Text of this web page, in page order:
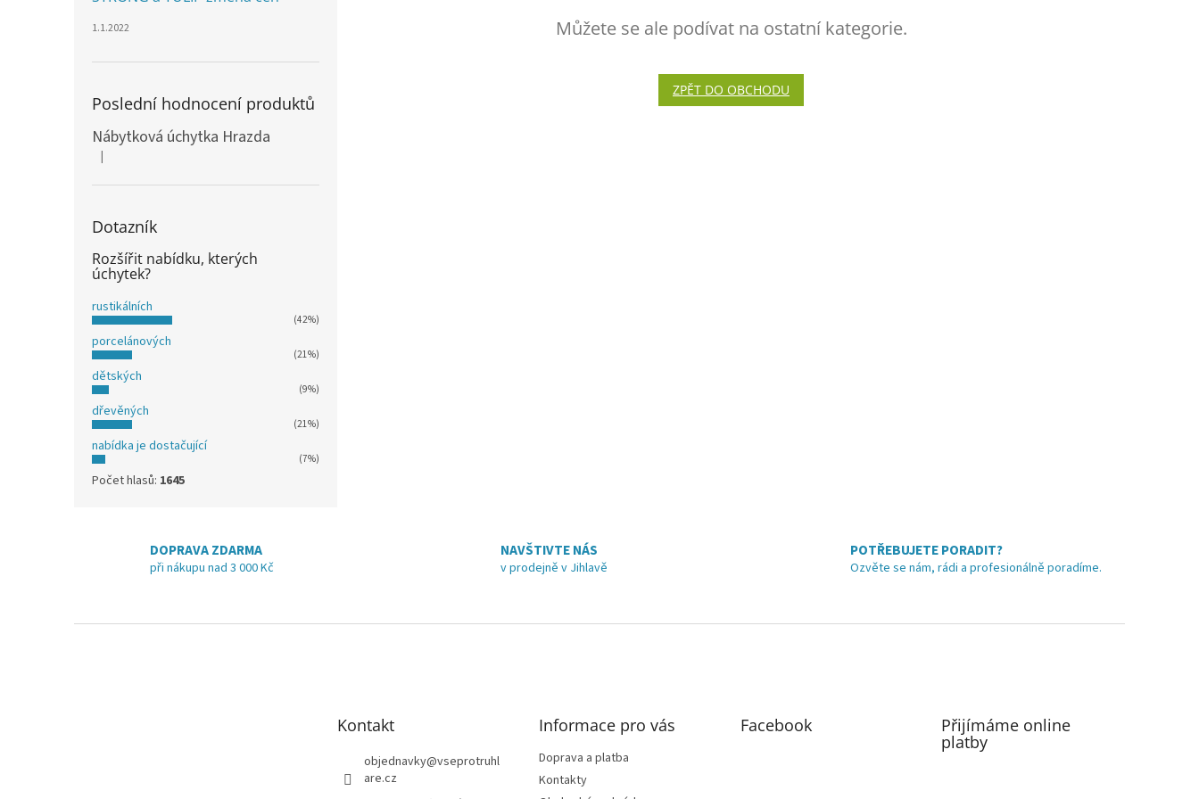
1.1.2022
Poslední hodnocení produktů
Nábytková úchytka Hrazda
Hodnocení produktu je 5 z 5 hvězdiček.
|
Dotazník
Rozšířit nabídku, kterých
úchytek?
rustikálních
(42%)
porcelánových
(21%)
dětských
(9%)
dřevěných
(21%)
nabídka je dostačující
(7%)
Počet hlasů: 1645
Můžete se ale podívat na ostatní kategorie.
ZPĚT DO OBCHODU
DOPRAVA ZDARMA
při nákupu nad 3 000 Kč
NAVŠTIVTE NÁS
v prodejně v Jihlavě
POTŘEBUJETE PORADIT?
Ozvěte se nám, rádi a profesionálně poradíme.
Kontakt
objednavky@vseprotruhl
are.cz
Informace pro vás
Doprava a platba
Kontakty
Facebook Přijímáme online
platby